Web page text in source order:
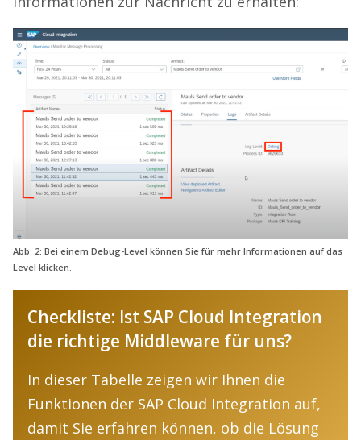
Abb. 2: Bei einem Debug-Level können Sie für mehr Informationen auf das
Level klicken.
Checkliste: Ist SAP Cloud Integration
die richtige Middleware für uns?
In dieser Tabelle zeigen wir Ihnen die
Funktionen der SAP Cloud Integration auf,
damit Sie erfahren können, ob die Lösung